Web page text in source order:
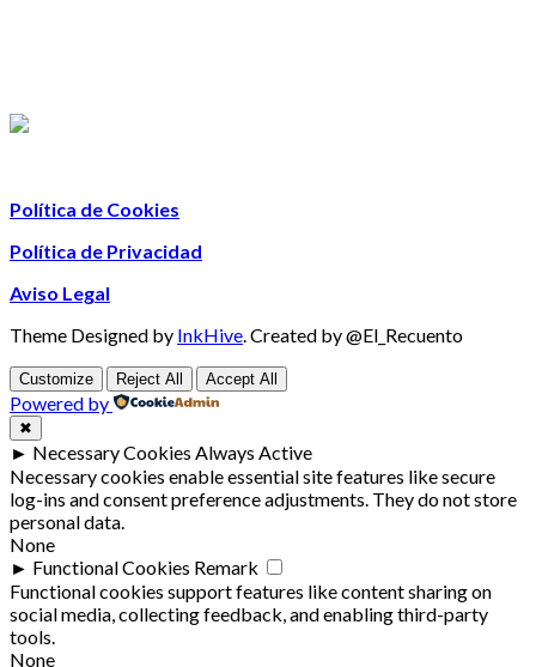
Política de Cookies
Política de Privacidad
Aviso Legal
Theme Designed by InkHive Created by @El_Recuento
Customize Reject All Accept All
Powered by
✖
► Necessary Cookies Always Active
Necessary cookies enable essential site features like secure
log-ins and consent preference adjustments. They do not store
personal data.
None
► Functional Cookies Remark
Functional cookies support features like content sharing on
social media, collecting feedback, and enabling third-party
tools.
None